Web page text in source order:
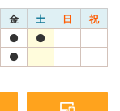
金 土 日 祝